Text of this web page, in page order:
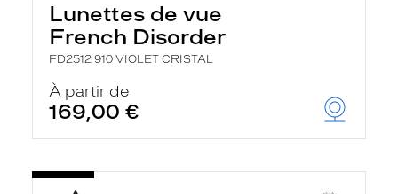
Lunettes de vue
French Disorder
FD2512 910 VIOLET CRISTAL
À partir de
169,00 €